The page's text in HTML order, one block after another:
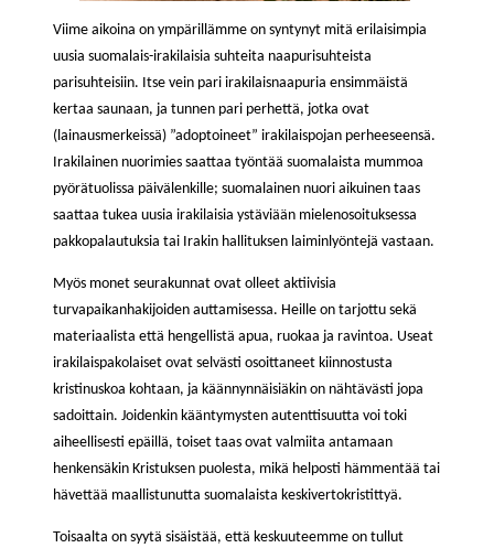
Viime aikoina on ympärillämme on syntynyt mitä erilaisimpia
uusia suomalais-irakilaisia suhteita naapurisuhteista
parisuhteisiin. Itse vein pari irakilaisnaapuria ensimmäistä
kertaa saunaan, ja tunnen pari perhettä, jotka ovat
(lainausmerkeissä) ”adoptoineet” irakilaispojan perheeseensä.
Irakilainen nuorimies saattaa työntää suomalaista mummoa
pyörätuolissa päivälenkille; suomalainen nuori aikuinen taas
saattaa tukea uusia irakilaisia ystäviään mielenosoituksessa
pakkopalautuksia tai Irakin hallituksen laiminlyöntejä vastaan.
Myös monet seurakunnat ovat olleet aktiivisia
turvapaikanhakijoiden auttamisessa. Heille on tarjottu sekä
materiaalista että hengellistä apua, ruokaa ja ravintoa. Useat
irakilaispakolaiset ovat selvästi osoittaneet kiinnostusta
kristinuskoa kohtaan, ja käännynnäisiäkin on nähtävästi jopa
sadoittain. Joidenkin kääntymysten autenttisuutta voi toki
aiheellisesti epäillä, toiset taas ovat valmiita antamaan
henkensäkin Kristuksen puolesta, mikä helposti hämmentää tai
hävettää maallistunutta suomalaista keskivertokristittyä.
Toisaalta on syytä sisäistää, että keskuuteemme on tullut